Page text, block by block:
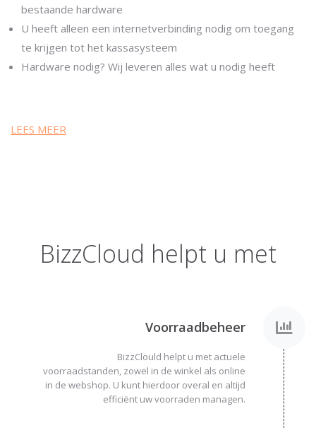
bestaande hardware
U heeft alleen een internetverbinding nodig om toegang
te krijgen tot het kassasysteem
Hardware nodig? Wij leveren alles wat u nodig heeft
LEES MEER
BizzCloud helpt u met
Voorraadbeheer
BizzClould helpt u met actuele
voorraadstanden, zowel in de winkel als online
in de webshop. U kunt hierdoor overal en altijd
efficiënt uw voorraden managen.